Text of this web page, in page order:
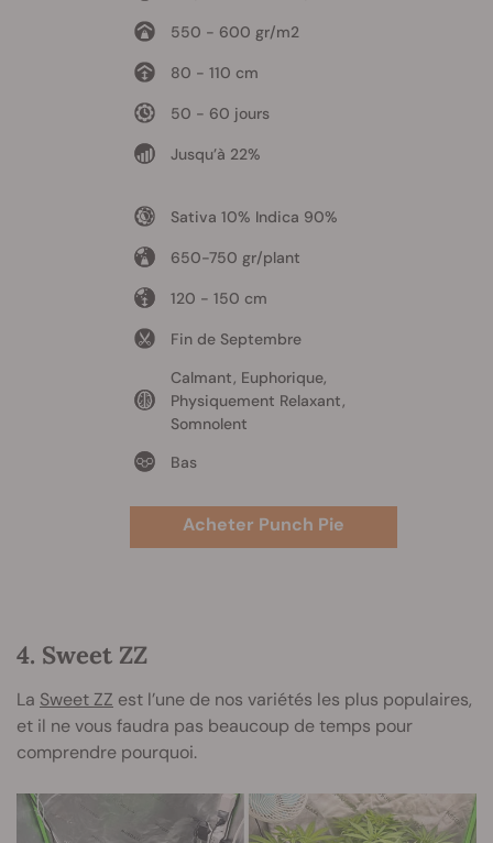
550 - 600 gr/m2
80 - 110 cm
50 - 60 jours
Jusqu’à 22%
Sativa 10% Indica 90%
650-750 gr/plant
120 - 150 cm
Fin de Septembre
Calmant, Euphorique,
Physiquement Relaxant,
Somnolent
Bas
Acheter Punch Pie
4. Sweet ZZ
La Sweet ZZ est l’une de nos variétés les plus populaires,
et il ne vous faudra pas beaucoup de temps pour
comprendre pourquoi.